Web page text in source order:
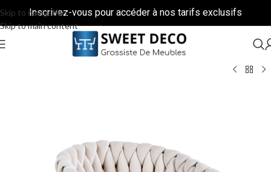
Skip to navigation
Skip to main content
Inscrivez-vous pour accéder à nos tarifs exclusifs